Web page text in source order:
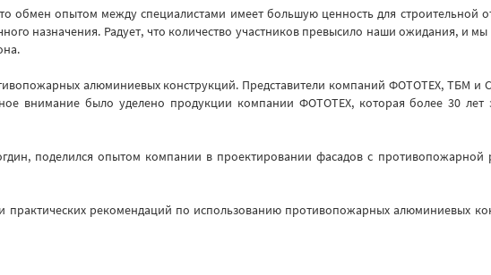
обмен опытом между специалистами имеет большую ценность для строительной
назначения. Радует, что количество участников превысило наши ожидания, и
алюминиевых конструкций. Представители компаний ФОТОТЕХ, ТБМ и
внимание было уделено продукции компании ФОТОТЕХ, которая более 30 лет
поделился опытом компании в проектировании фасадов с противопожарной
рекомендаций по использованию противопожарных алюминиевых